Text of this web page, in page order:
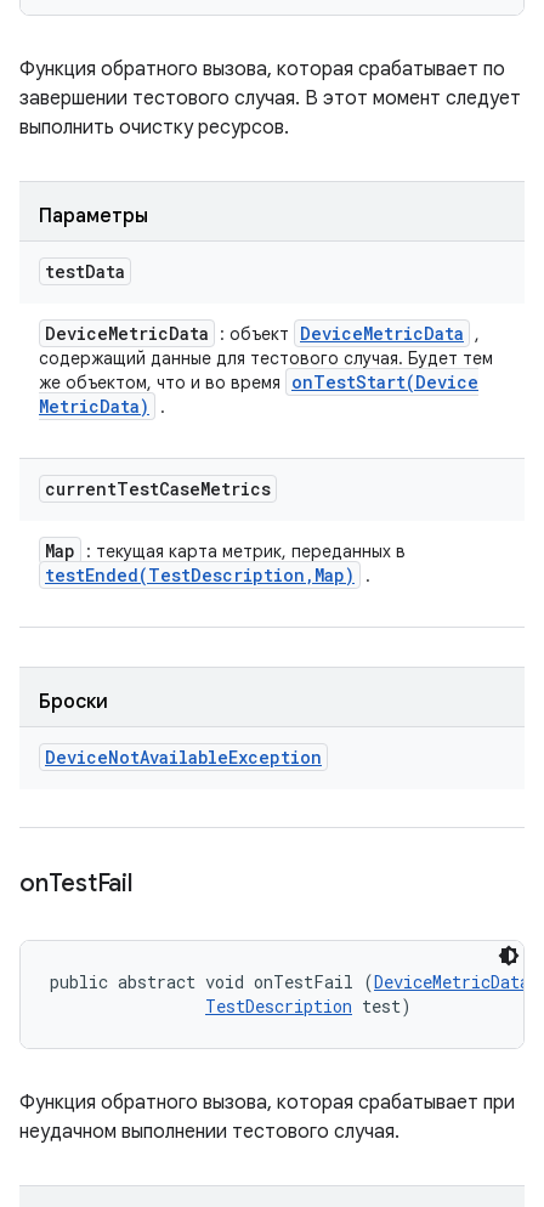
Функция обратного вызова, которая срабатывает по
завершении тестового случая. В этот момент следует
выполнить очистку ресурсов.
Параметры
testData
DeviceMetricData : объект DeviceMetricData
,
содержащий данные для тестового случая. Будет тем
же объектом, что и во время
onTestStart(Device
MetricData) .
currentTestCaseMetrics
Map : текущая карта метрик, переданных в
testEnded(TestDescription , Map) .
Броски
DeviceNotAvailableException
onTestFail
public abstract void onTestFail (DeviceMetricData
TestDescription test)
Функция обратного вызова, которая срабатывает при
неудачном выполнении тестового случая.